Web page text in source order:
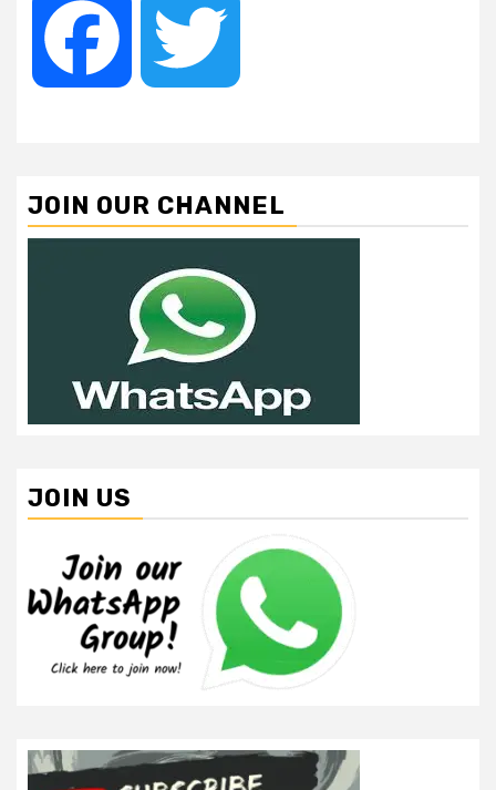
Facebook
JOIN OUR CHANNEL
JOIN US